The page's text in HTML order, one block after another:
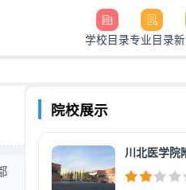
学校目录专业目录
院校展示
川北医学院